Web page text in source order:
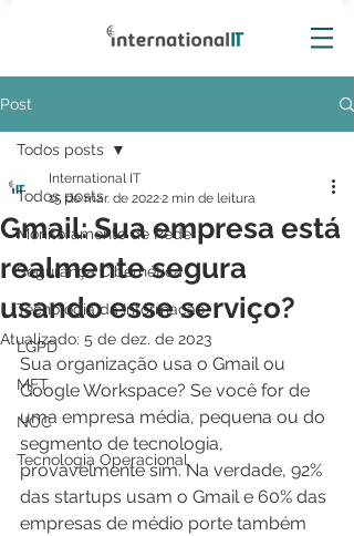
Post
Todos posts
Monitoramento de Rede
Segurança Cibernética
Tecnologia da Informação
LGPD
MFT
NOC
Tecnologia Operacional
Todos posts
Gmail: Sua empresa está
realmente segura
usando esse serviço?
International IT
15 de mar. de 20222 min de leitura
Atualizado: 5 de dez. de 2023
Sua organização usa o Gmail ou
Google Workspace? Se você for de
uma empresa média, pequena ou do
segmento de tecnologia,
provavelmente sim. Na verdade, 92%
das startups usam o Gmail e 60% das
empresas de médio porte também